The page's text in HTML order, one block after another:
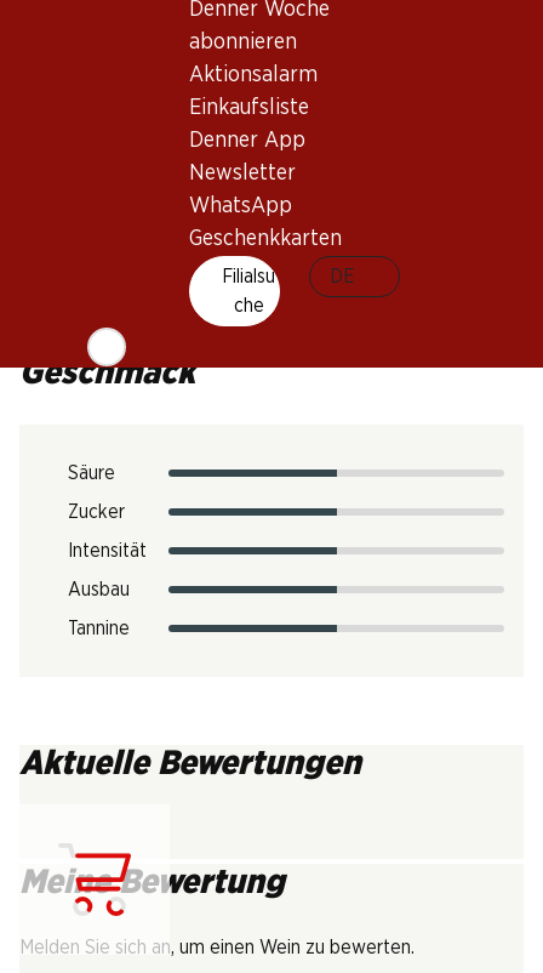
Denner Woche
abonnieren
Aktionsalarm
Einkaufsliste
Denner App
Newsletter
WhatsApp
Geschenkkarten
Filialsu
che
DE
Trinktemperatur
Geschmack
Säure
Zucker
Intensität
Ausbau
Tannine
Aktuelle Bewertungen
Meine Bewertung
Melden Sie sich an, um einen Wein zu bewerten.